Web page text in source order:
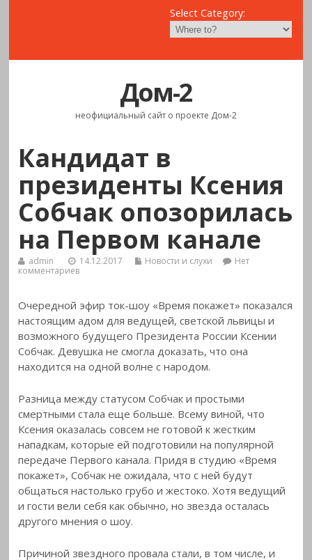
Select Category:
Дом-2
неофициальный сайт о проекте Дом-2
Кандидат в
президенты Ксения
Собчак опозорилась
на Первом канале
admin 14.12.2017 Новости и слухи
Нет
комментариев
Очередной эфир ток-шоу «Время покажет» показался
настоящим адом для ведущей, светской львицы и
возможного будущего Президента России Ксении
Собчак. Девушка не смогла доказать, что она
находится на одной волне с народом.
Разница между статусом Собчак и простыми
смертными стала еще больше. Всему виной, что
Ксения оказалась совсем не готовой к жестким
нападкам, которые ей подготовили на популярной
передаче Первого канала. Придя в студию «Время
покажет», Собчак не ожидала, что с ней будут
общаться настолько грубо и жестоко. Хотя ведущий
и гости вели себя как обычно, но звезда осталась
другого мнения о шоу.
Причиной звездного провала стали, в том числе, и